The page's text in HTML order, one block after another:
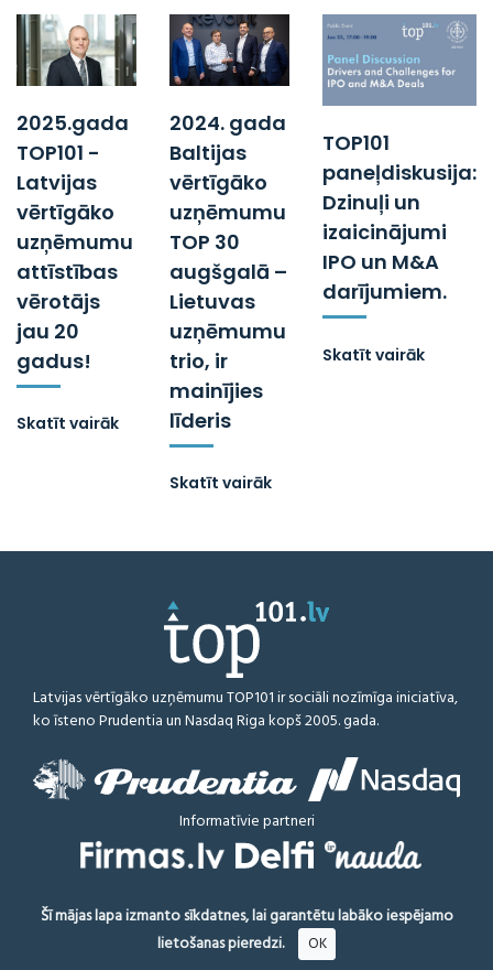
2025.gada
TOP101 -
Latvijas
vērtīgāko
uzņēmumu
attīstības
vērotājs
jau 20
gadus!
Skatīt vairāk
2024. gada
Baltijas
vērtīgāko
uzņēmumu
TOP 30
augšgalā –
Lietuvas
uzņēmumu
trio, ir
mainījies
līderis
Skatīt vairāk
TOP101
paneļdiskusija:
Dzinuļi un
izaicinājumi
IPO un M&A
darījumiem.
Skatīt vairāk
Latvijas vērtīgāko uzņēmumu TOP101 ir sociāli nozīmīga iniciatīva,
ko īsteno Prudentia un Nasdaq Riga kopš 2005. gada.
Informatīvie partneri
Visas tiesības aizsargātas
Saistību atruna
Šī mājas lapa izmanto sīkdatnes, lai garantētu labāko iespējamo
lietošanas pieredzi.
OK